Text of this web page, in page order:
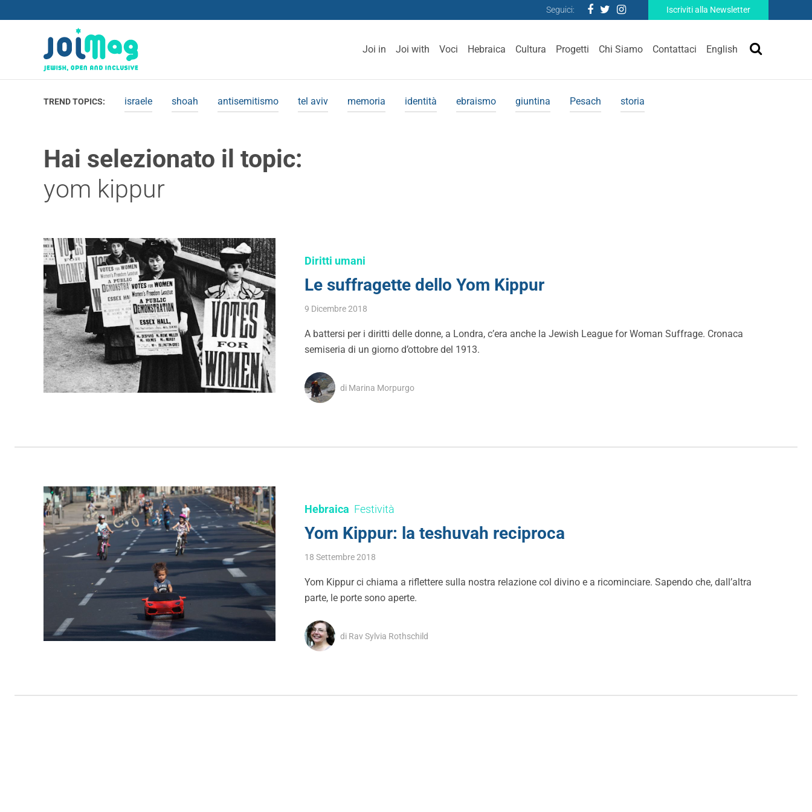
Seguici: Iscriviti alla Newsletter
Joi in Joi with Voci Hebraica Cultura Progetti Chi Siamo Contattaci English
TREND TOPICS: israele shoah antisemitismo tel aviv memoria identità ebraismo giuntina Pesach storia
Hai selezionato il topic:
yom kippur
Diritti umani
Le suffragette dello Yom Kippur
9 Dicembre 2018
A battersi per i diritti delle donne, a Londra, c’era anche la Jewish League for Woman Suffrage. Cronaca
semiseria di un giorno d’ottobre del 1913.
di Marina Morpurgo
Hebraica Festività
Yom Kippur: la teshuvah reciproca
18 Settembre 2018
Yom Kippur ci chiama a riflettere sulla nostra relazione col divino e a ricominciare. Sapendo che, dall’altra
parte, le porte sono aperte.
di Rav Sylvia Rothschild